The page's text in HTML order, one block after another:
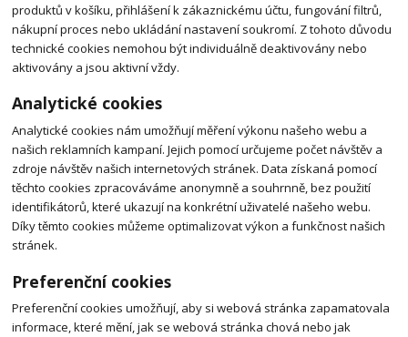
produktů v košíku, přihlášení k zákaznickému účtu, fungování filtrů,
nákupní proces nebo ukládání nastavení soukromí. Z tohoto důvodu
technické cookies nemohou být individuálně deaktivovány nebo
aktivovány a jsou aktivní vždy.
Analytické cookies
Analytické cookies nám umožňují měření výkonu našeho webu a
našich reklamních kampaní. Jejich pomocí určujeme počet návštěv a
zdroje návštěv našich internetových stránek. Data získaná pomocí
těchto cookies zpracováváme anonymně a souhrnně, bez použití
identifikátorů, které ukazují na konkrétní uživatelé našeho webu.
Díky těmto cookies můžeme optimalizovat výkon a funkčnost našich
stránek.
Preferenční cookies
Preferenční cookies umožňují, aby si webová stránka zapamatovala
informace, které mění, jak se webová stránka chová nebo jak